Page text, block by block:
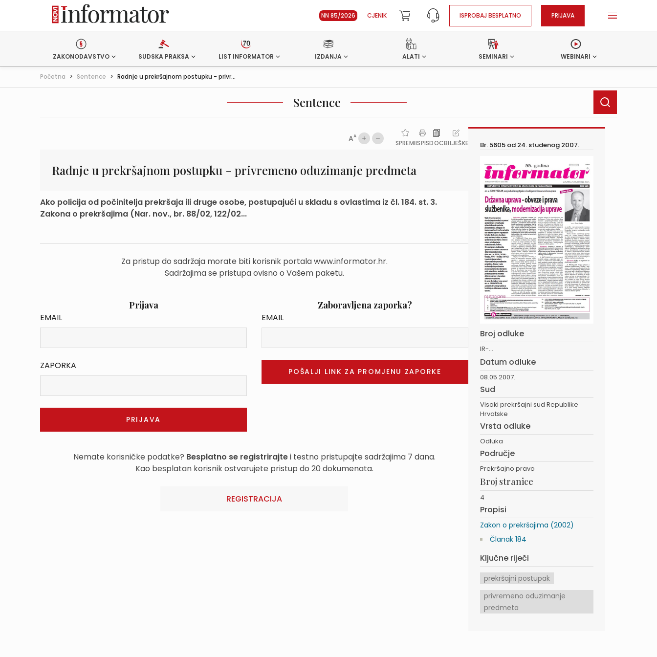
NN 85/2026 CJENIK ISPROBAJ BESPLATNO PRIJAVA
ZAKONODAVSTVO SUDSKA PRAKSA LIST INFORMATOR IZDANJA ALATI SEMINARI WEBINARI
Početna > Sentence > Radnje u prekršajnom postupku - privr...
Sentence
AA
SPREMIISPISDOCBILJEŠKE
Radnje u prekršajnom postupku - privremeno oduzimanje predmeta
Ako policija od počinitelja prekršaja ili druge osobe, postupajući u skladu s ovlastima iz čl. 184. st. 3.
Zakona o prekršajima (Nar. nov., br. 88/02, 122/02...
Za pristup do sadržaja morate biti korisnik portala www.informator.hr.
Sadržajima se pristupa ovisno o Vašem paketu.
Prijava
EMAIL
ZAPORKA
Zaboravljena zaporka?
EMAIL
Nemate korisničke podatke? Besplatno se registrirajtei testno pristupajte sadržajima 7 dana.
Kao besplatan korisnik ostvarujete pristup do 20 dokumenata.
REGISTRACIJA
Br. 5605 od 24. studenog 2007.
Broj odluke
IR-...
Datum odluke
08.05.2007.
Sud
Visoki prekršajni sud Republike
Hrvatske
Vrsta odluke
Odluka
Područje
Prekršajno pravo
Broj stranice
4
Propisi
Zakon o prekršajima (2002)
Članak 184
Ključne riječi
prekršajni postupak
privremeno oduzimanje
predmeta